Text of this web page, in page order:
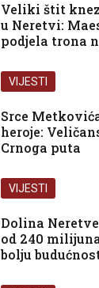
Veliki štit
u Neretvi:
podjela trona
VIJESTI
Srce
heroje:
Crnoga puta
VIJESTI
Dolina
od 240
bolju